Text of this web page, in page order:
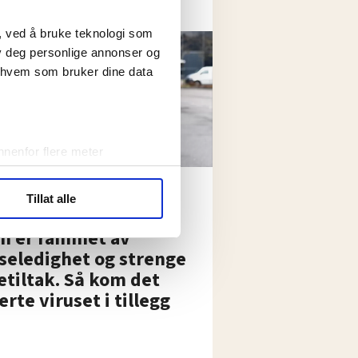
ved å bruke teknologi som
personlige annonser og
som bruker dine data
flere meter
hvordan de skal brukes.
(cookies) for å lære
statistikk.
innenfor analyse og
Tillat alle
rammes ekstra hardt av
er rammet av
og strenge
Så kom det
viruset i tillegg